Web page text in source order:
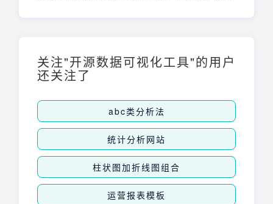
关注"开源数据可视化工具"的用户
还关注了
abc类分析法
统计分析网站
柱状图加折线图组合
运营报表模板